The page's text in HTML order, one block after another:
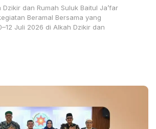
dan Rumah Suluk Baitul Ja’far
Beramal Bersama yang
Juli 2026 di Alkah Dzikir dan